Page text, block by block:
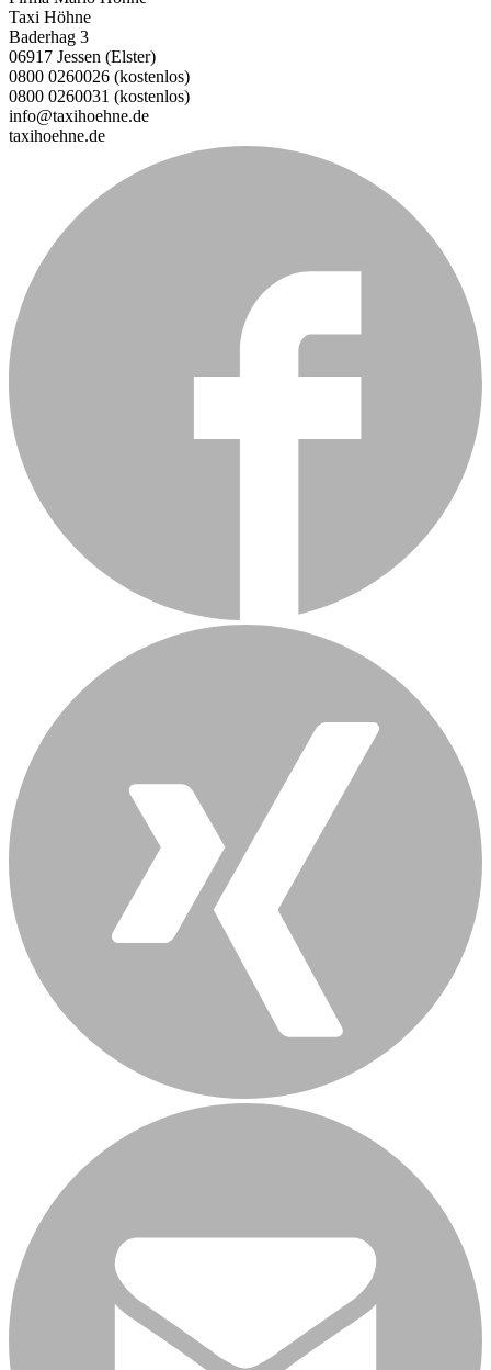
Taxi Höhne
Baderhag 3
06917 Jessen (Elster)
0800 0260026 (kostenlos)
0800 0260031 (kostenlos)
info@taxihoehne.de
taxihoehne.de